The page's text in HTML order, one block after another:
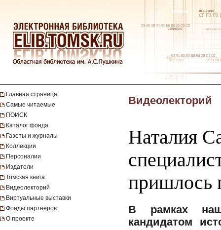
Главная страница
Самые читаемые
ПОИСК
Каталог фонда
Газеты и журналы
Коллекции
Персоналии
Издатели
Томская книга
Видеолекторий
Виртуальные выставки
Фонды партнеров
О проекте
Видеолекторий
Наталия
пришлось
В рамках
кандидатом